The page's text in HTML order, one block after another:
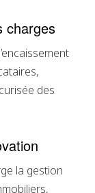
charges
des
la gestion